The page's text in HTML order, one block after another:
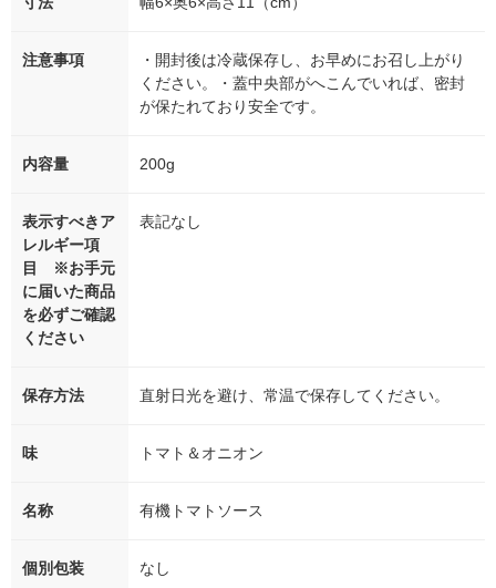
注意事項
・開封後は冷蔵保存し、お早めにお召し上がり
ください。・蓋中央部がへこんでいれば、密封
が保たれており安全です。
内容量 200g
表示すべきア
レルギー項
目 ※お手元
に届いた商品
を必ずご確認
ください
表記なし
保存方法 直射日光を避け、常温で保存してください。
味 トマト＆オニオン
名称 有機トマトソース
個別包装 なし